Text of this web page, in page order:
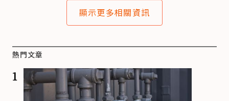
顯示更多相關資訊
熱門文章
1